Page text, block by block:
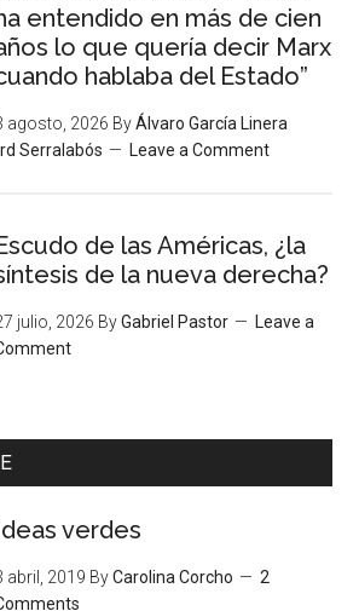
entendido en más de cien
lo que quería decir Marx
hablaba del Estado”
agosto, 2026 ByÁlvaro García Linera
Serralabós
Leave a Comment
de las Américas, ¿la
de la nueva derecha?
julio, 2026 ByGabriel Pastor
Leave a
verdes
abril, 2019 ByCarolina Corcho
2